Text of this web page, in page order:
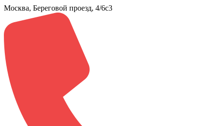
Москва, Береговой проезд, 4/6с3